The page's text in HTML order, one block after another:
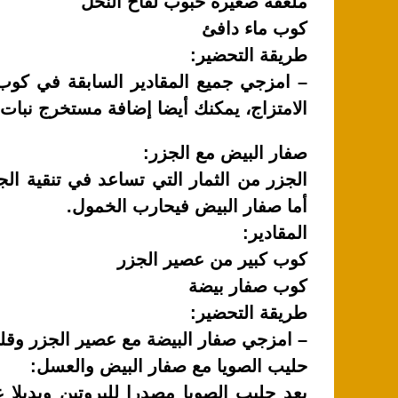
كوب ماء دافئ
طريقة التحضير:
– امزجي جميع المقادير السابقة في
الامتزاج، يمكنك أيضا إضافة مستخرج
صفار البيض مع الجزر:
الجزر من الثمار التي تساعد في
أما صفار البيض فيحارب الخمول.
المقادير:
كوب كبير من عصير الجزر
كوب صفار بيضة
طريقة التحضير:
– امزجي صفار البيضة مع عصير الجزر
حليب الصويا مع صفار البيض والعسل:
يعد حليب الصويا مصدرا للبروتين